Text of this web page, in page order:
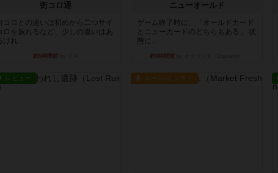
街コロ通
コロとの違いは初めから二つサイ
ロを振れるなど、少しの違いはあ
けれ...
約5時間前
ニューオールド
ゲーム終了時に、「オールドカード
とニューカードのどちらもある」 状
態に...
約6時間前
レビュー ルール/インスト